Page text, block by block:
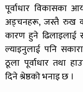
पूर्वाधार विकासका
अड्चनहरू, जस्तै रुख
कारण हुने ढिलाइलाई
ल्याइनुलाई पनि
ठूला पूर्वाधार तथा
दिने श्रेष्ठको भनाइ छ ।